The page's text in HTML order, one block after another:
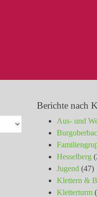
Berichte nach
Aus- und
Hesselberg
Jugend (47)
Klettern &
Kletterturm